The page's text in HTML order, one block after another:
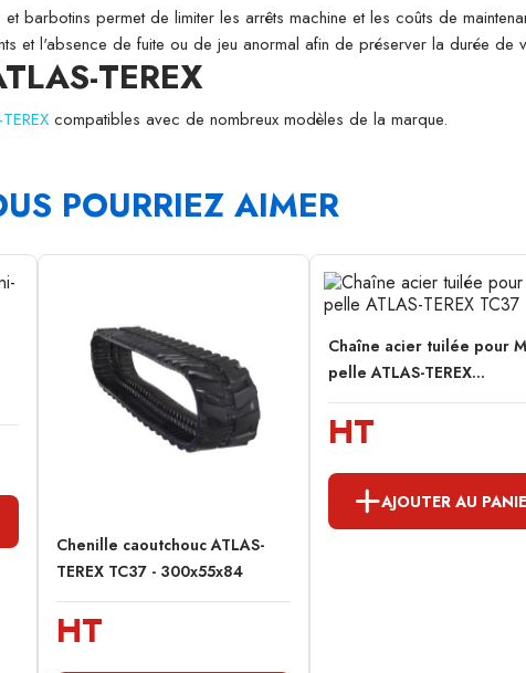
barbotins permet de limiter les arrêts machine et les coûts de
et l'absence de fuite ou de jeu anormal afin de préserver la durée de
TEREX
compatibles avec de nombreux modèles de la marque.
POURRIEZ AIMER
Chenille caoutchouc ATLAS-
TEREX TC37 - 300x55x84
HT
Chaîne acier tuilée pour
pelle ATLAS-TEREX...
HT
AJOUTER AU